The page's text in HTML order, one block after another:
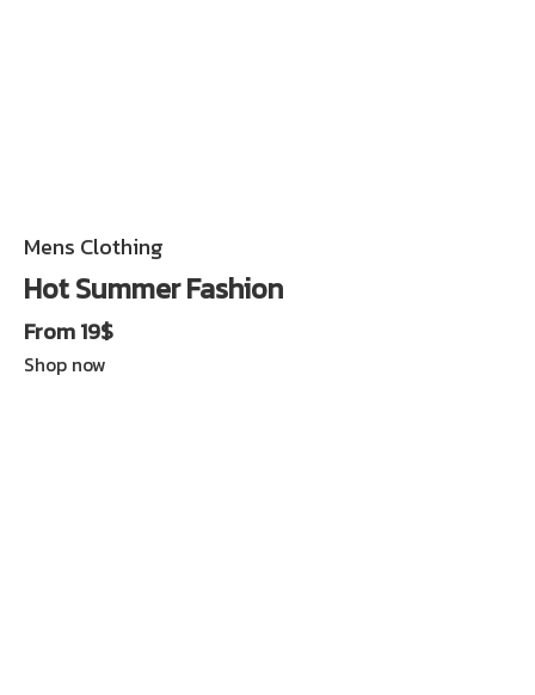
Mens Clothing
Hot Summer Fashion
From 19$
Shop now